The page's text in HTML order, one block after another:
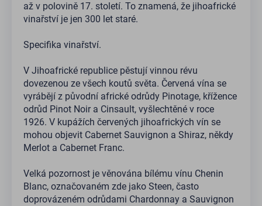
až v polovině 17. století. To znamená, že jihoafrické
vinařství je jen 300 let staré.
Specifika vinařství.
V Jihoafrické republice pěstují vinnou révu
dovezenou ze všech koutů světa. Červená vína se
vyrábějí z původní africké odrůdy Pinotage, křížence
odrůd Pinot Noir a Cinsault, vyšlechtěné v roce
1926. V kupážích červených jihoafrických vín se
mohou objevit Cabernet Sauvignon a Shiraz, někdy
Merlot a Cabernet Franc.
Velká pozornost je věnována bílému vínu Chenin
Blanc, označovaném zde jako Steen, často
doprovázeném odrůdami Chardonnay a Sauvignon